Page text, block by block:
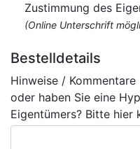
Zustimmung des
(Online Unterschrift
Bestelldetails
Hinweise /
oder haben Sie eine
Eigentümers? Bitte hier